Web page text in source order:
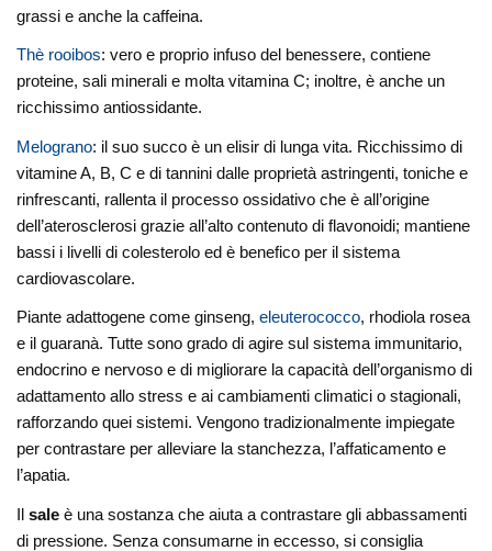
grassi e anche la caffeina.
Thè rooibos: vero e proprio infuso del benessere, contiene
proteine, sali minerali e molta vitamina C; inoltre, è anche un
ricchissimo antiossidante.
Melograno: il suo succo è un elisir di lunga vita. Ricchissimo di
vitamine A, B, C e di tannini dalle proprietà astringenti, toniche e
rinfrescanti, rallenta il processo ossidativo che è all’origine
dell’aterosclerosi grazie all’alto contenuto di flavonoidi; mantiene
bassi i livelli di colesterolo ed è benefico per il sistema
cardiovascolare.
Piante adattogene come ginseng,eleuterococco, rhodiola rosea
e il guaranà. Tutte sono grado di agire sul sistema immunitario,
endocrino e nervoso e di migliorare la capacità dell’organismo di
adattamento allo stress e ai cambiamenti climatici o stagionali,
rafforzando quei sistemi. Vengono tradizionalmente impiegate
per contrastare per alleviare la stanchezza, l’affaticamento e
l’apatia.
Ilsale è una sostanza che aiuta a contrastare gli abbassamenti
di pressione. Senza consumarne in eccesso, si consiglia